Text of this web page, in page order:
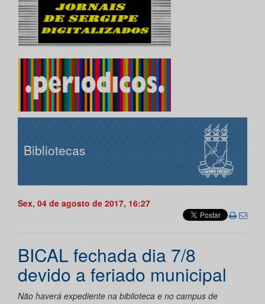
Bibliotecas
Sex, 04 de agosto de 2017, 16:27
BICAL fechada dia 7/8
devido a feriado municipal
Não haverá expediente na biblioteca e no campus de